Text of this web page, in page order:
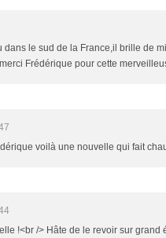
dans le sud de la France,il brille de
Frédérique pour cette
voilà une nouvelle qui fait
!<br /> Hâte de le revoir sur grand